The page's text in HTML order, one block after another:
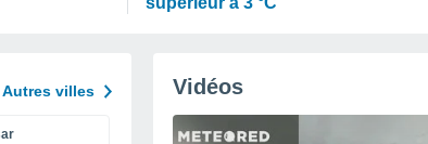
Autres villes Vidéos